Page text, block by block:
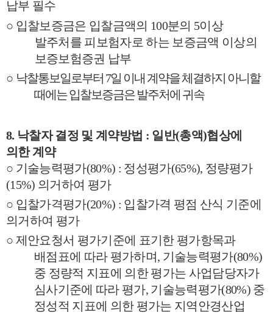
납부 필수
○ 입찰보증금은 입찰금액의 100분의 5이상
발주처를 피보험자로 하는 보증금액 이상의
보증보험증권 납부
○ 낙찰통보일로부터 7일 이내 계약을 체결하지 아니할
때에는 입찰보증금은 발주처에 귀속
8. 낙찰자 결정 및 계약방법 : 일반(총액)협상에
의한 계약
○ 기술능력평가(80%) : 정성평가(65%), 정량평가
(15%) 의거하여 평가
○ 입찰가격평가(20%) : 입찰가격 평점 산식 기준에
의거하여 평가
○ 제안요청서 평가기준에 표기한 평가항목과
배점표에 따라 평가하며, 기술능력평가(80%)
중 정량적 지표에 의한 평가는 사업담당자가
심사기준에 따라 평가, 기술능력평가(80%) 중
정성적 지표에 의한 평가는 지역안경산업